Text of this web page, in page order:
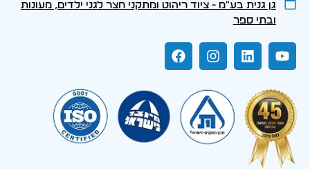
גן גנית בע״מ - ציוד ריהוט ומתקני חצר לגני ילדים, מעונות
ובתי ספר